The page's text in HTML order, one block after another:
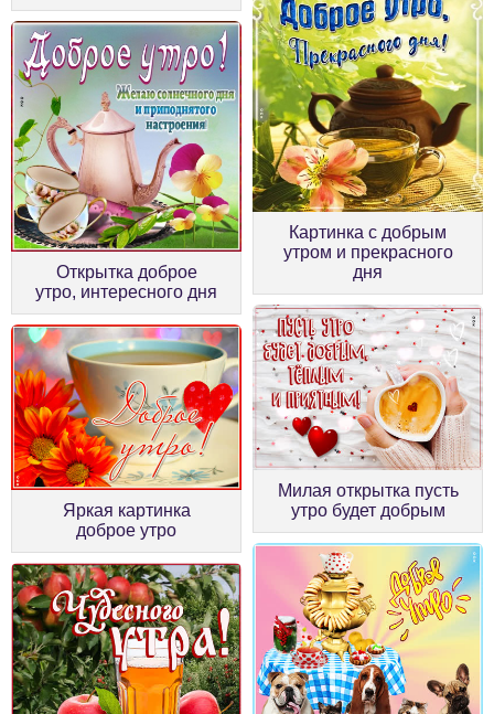
Открытка доброе
утро, интересного дня
Картинка с добрым
утром и прекрасного
дня
Яркая картинка
доброе утро
Милая открытка пусть
утро будет добрым